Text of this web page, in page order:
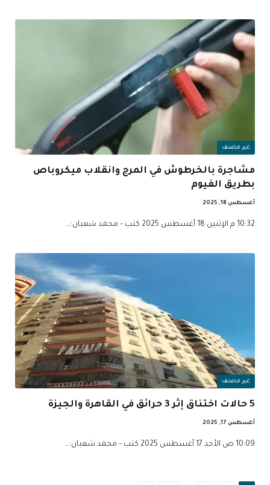
غير مصنف
مشاجرة بالخرطوش في المرج وانقلاب ميكروباص
بطريق الفيوم
أغسطس 18, 2025
10:32 م الإثنين 18 أغسطس 2025 كتب – محمد شعبان:…
غير مصنف
5 حالات اختناق إثر 3 حرائق في القاهرة والجيزة
أغسطس 17, 2025
10:09 ص الأحد 17 أغسطس 2025 كتب – محمد شعبان:…